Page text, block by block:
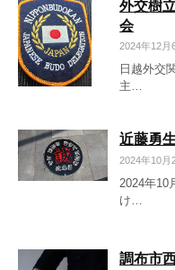
外交樹
会
2024年12月
日越外交
主…
近藤勇
2024年10月
2024年10
け…
調布市